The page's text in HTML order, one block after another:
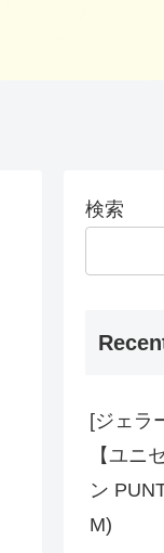
検索
[ジェラ
【ユニ
ン
M)